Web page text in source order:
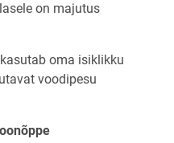
on majutus
kasutab oma isiklikku
voodipesu